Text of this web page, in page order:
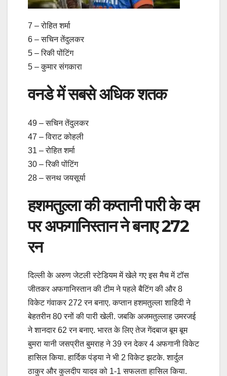
7 – रोहित शर्मा
6 – सचिन तेंदुलकर
5 – रिकी पोंटिंग
5 – कुमार संगकारा
वनडे में सबसे अधिक शतक
49 – सचिन तेंदुलकर
47 – विराट कोहली
31 – रोहित शर्मा
30 – रिकी पोंटिंग
28 – सनथ जयसूर्या
हशमतुल्ला की कप्तानी पारी के दम
पर अफगानिस्तान ने बनाए 272
रन
द‍िल्ली के अरुण जेटली स्टेड‍ियम में खेले गए इस मैच में टॉस
जीतकर अफगान‍िस्तान की टीम ने पहले बैटिंग की और 8
विकेट गंवाकर 272 रन बनाए. कप्तान हशमतुल्ला शाहिदी ने
बेहतरीन 80 रनों की पारी खेली. जबकि अजमतुल्लाह उमरजई
ने शानदार 62 रन बनाए. भारत के लिए तेज गेंदबाज बूम बूम
बुमरा यानी जसप्रीत बुमराह ने 39 रन देकर 4 अफगानी विकेट
हासिल किया. हार्दिक पंड्या ने भी 2 विकेट झटके. शार्दुल
ठाकुर और कुलदीप यादव को 1-1 सफलता हासिल किया.